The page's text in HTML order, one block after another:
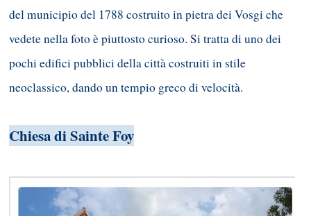
del municipio del 1788 costruito in pietra dei Vosgi che
vedete nella foto è piuttosto curioso. Si tratta di uno dei
pochi edifici pubblici della città costruiti in stile
neoclassico, dando un tempio greco di velocità.
Chiesa di Sainte Foy